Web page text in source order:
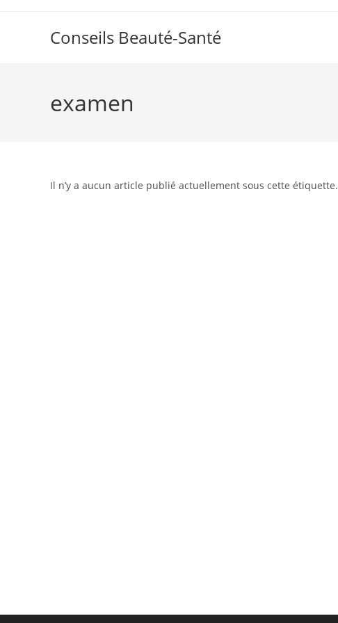
Conseils Beauté-Santé
examen
Il n’y a aucun article publié actuellement sous cette étiquette.